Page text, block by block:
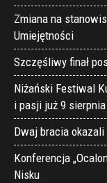
Zmiana na
Umiejętności
Szczęśliwy finał
Niżański Festiwal
i pasji już 9 sierpnia
Dwaj bracia
Konferencja
Nisku